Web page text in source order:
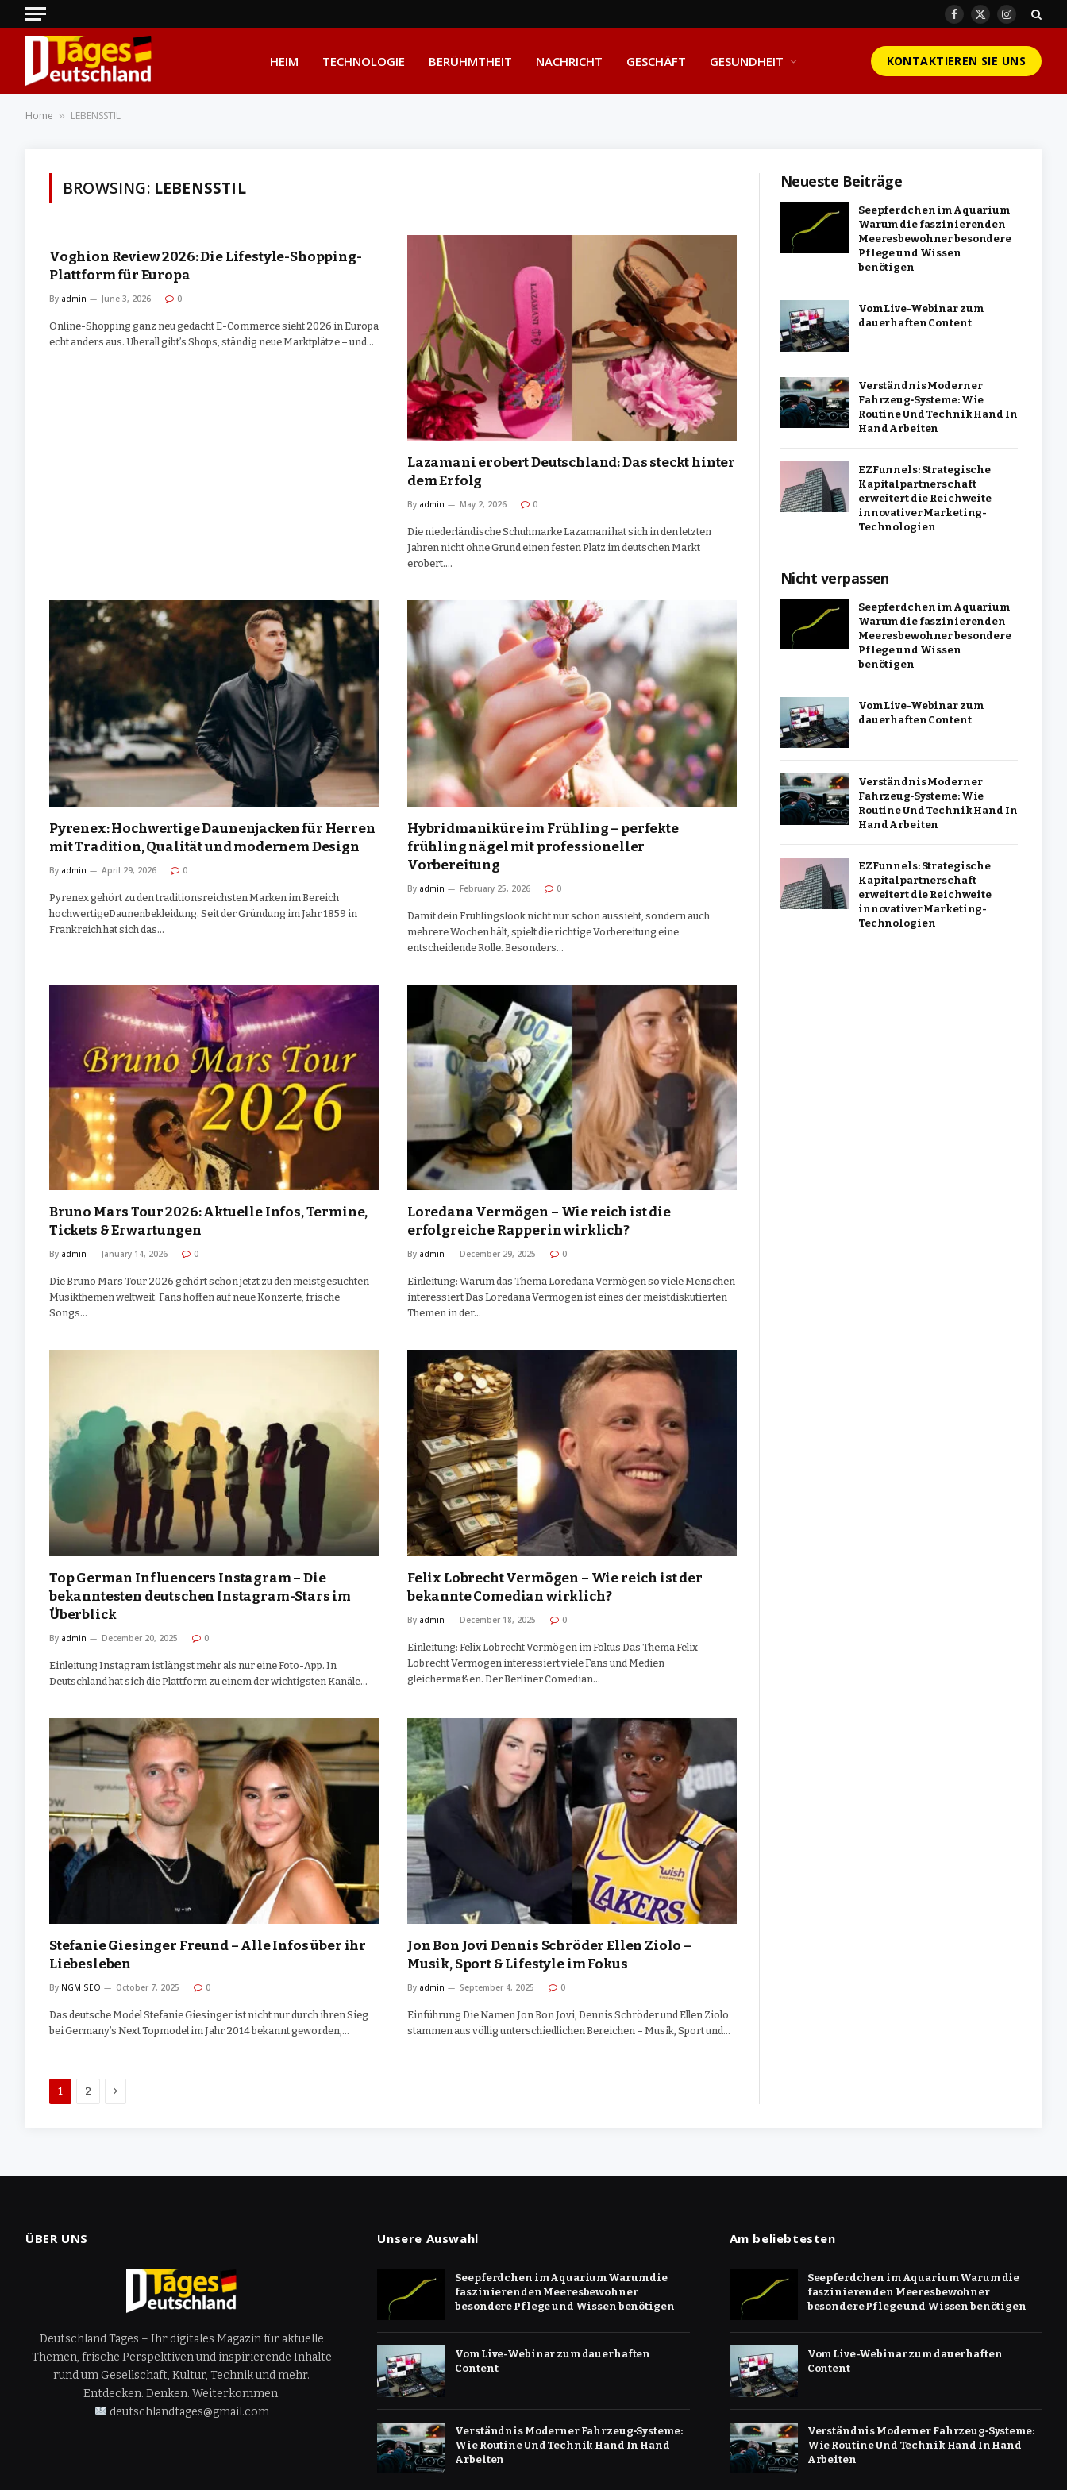
Facebook
X
Instagram
HEIM TECHNOLOGIE BERÜHMTHEIT NACHRICHT GESCHÄFT GESUNDHEIT KONTAKTIEREN SIE UNS
Home » LEBENSSTIL
BROWSING: LEBENSSTIL
Voghion Review 2026: Die Lifestyle-Shopping-
Plattform für Europa
By admin June 3, 2026 0
Online-Shopping ganz neu gedacht E-Commerce sieht 2026 in Europa
echt anders aus. Überall gibt’s Shops, ständig neue Marktplätze – und…
Lazamani erobert Deutschland: Das steckt hinter
dem Erfolg
By admin May 2, 2026 0
Die niederländische Schuhmarke Lazamani hat sich in den letzten
Jahren nicht ohne Grund einen festen Platz im deutschen Markt
erobert.…
Pyrenex: Hochwertige Daunenjacken für Herren
mit Tradition, Qualität und modernem Design
By admin April 29, 2026 0
Pyrenex gehört zu den traditionsreichsten Marken im Bereich
hochwertigeDaunenbekleidung. Seit der Gründung im Jahr 1859 in
Frankreich hat sich das…
Hybridmaniküre im Frühling – perfekte
frühling nägel mit professioneller
Vorbereitung
By admin February 25, 2026 0
Damit dein Frühlingslook nicht nur schön aussieht, sondern auch
mehrere Wochen hält, spielt die richtige Vorbereitung eine
entscheidende Rolle. Besonders…
Bruno Mars Tour 2026: Aktuelle Infos, Termine,
Tickets & Erwartungen
By admin January 14, 2026 0
Die Bruno Mars Tour 2026 gehört schon jetzt zu den meistgesuchten
Musikthemen weltweit. Fans hoffen auf neue Konzerte, frische
Songs…
Loredana Vermögen – Wie reich ist die
erfolgreiche Rapperin wirklich?
By admin December 29, 2025 0
Einleitung: Warum das Thema Loredana Vermögen so viele Menschen
interessiert Das Loredana Vermögen ist eines der meistdiskutierten
Themen in der…
Top German Influencers Instagram – Die
bekanntesten deutschen Instagram-Stars im
Überblick
By admin December 20, 2025 0
Einleitung Instagram ist längst mehr als nur eine Foto-App. In
Deutschland hat sich die Plattform zu einem der wichtigsten Kanäle…
Felix Lobrecht Vermögen – Wie reich ist der
bekannte Comedian wirklich?
By admin December 18, 2025 0
Einleitung: Felix Lobrecht Vermögen im Fokus Das Thema Felix
Lobrecht Vermögen interessiert viele Fans und Medien
gleichermaßen. Der Berliner Comedian…
Stefanie Giesinger Freund – Alle Infos über ihr
Liebesleben
By NGM SEO October 7, 2025 0
Das deutsche Model Stefanie Giesinger ist nicht nur durch ihren Sieg
bei Germany’s Next Topmodel im Jahr 2014 bekannt geworden,…
Jon Bon Jovi Dennis Schröder Ellen Ziolo –
Musik, Sport & Lifestyle im Fokus
By admin September 4, 2025 0
Einführung Die Namen Jon Bon Jovi, Dennis Schröder und Ellen Ziolo
stammen aus völlig unterschiedlichen Bereichen – Musik, Sport und…
1 2 Next
Neueste Beiträge
Seepferdchen im Aquarium
Warum die faszinierenden
Meeresbewohner besondere
Pflege und Wissen
benötigen
Vom Live-Webinar zum
dauerhaften Content
Verständnis Moderner
Fahrzeug‑Systeme: Wie
Routine Und Technik Hand In
Hand Arbeiten
EZFunnels: Strategische
Kapitalpartnerschaft
erweitert die Reichweite
innovativer Marketing-
Technologien
Nicht verpassen
Seepferdchen im Aquarium
Warum die faszinierenden
Meeresbewohner besondere
Pflege und Wissen
benötigen
Vom Live-Webinar zum
dauerhaften Content
Verständnis Moderner
Fahrzeug‑Systeme: Wie
Routine Und Technik Hand In
Hand Arbeiten
EZFunnels: Strategische
Kapitalpartnerschaft
erweitert die Reichweite
innovativer Marketing-
Technologien
ÜBER UNS
Deutschland Tages – Ihr digitales Magazin für aktuelle
Themen, frische Perspektiven und inspirierende Inhalte
rund um Gesellschaft, Kultur, Technik und mehr.
Entdecken. Denken. Weiterkommen.
deutschlandtages@gmail.com
Unsere Auswahl
Seepferdchen im Aquarium Warum die
faszinierenden Meeresbewohner
besondere Pflege und Wissen benötigen
Vom Live-Webinar zum dauerhaften
Content
Verständnis Moderner Fahrzeug‑Systeme:
Wie Routine Und Technik Hand In Hand
Arbeiten
Am beliebtesten
Seepferdchen im Aquarium Warum die
faszinierenden Meeresbewohner
besondere Pflege und Wissen benötigen
Vom Live-Webinar zum dauerhaften
Content
Verständnis Moderner Fahrzeug‑Systeme:
Wie Routine Und Technik Hand In Hand
Arbeiten